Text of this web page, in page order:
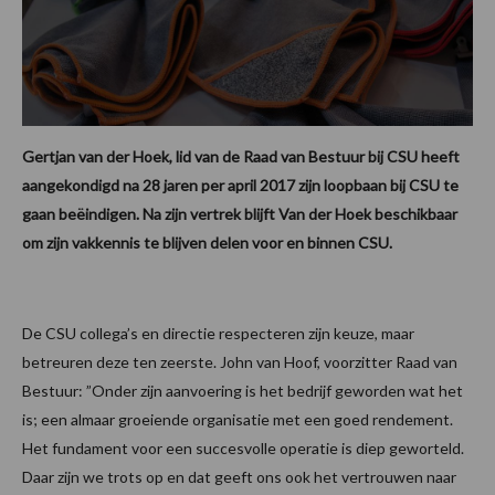
Gertjan van der Hoek, lid van de Raad van Bestuur bij CSU heeft
aangekondigd na 28 jaren per april 2017 zijn loopbaan bij CSU te
gaan beëindigen. Na zijn vertrek blijft Van der Hoek beschikbaar
om zijn vakkennis te blijven delen voor en binnen CSU.
De CSU collega’s en directie respecteren zijn keuze, maar
betreuren deze ten zeerste. John van Hoof, voorzitter Raad van
Bestuur: ”Onder zijn aanvoering is het bedrijf geworden wat het
is; een almaar groeiende organisatie met een goed rendement.
Het fundament voor een succesvolle operatie is diep geworteld.
Daar zijn we trots op en dat geeft ons ook het vertrouwen naar